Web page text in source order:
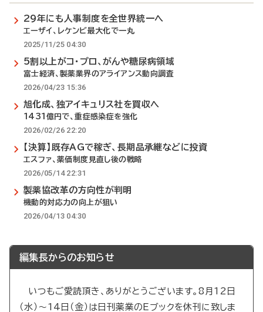
29年にも人事制度を全世界統一へ
エーザイ、レケンビ最大化で一丸
2025/11/25 04:30
5割以上がコ・プロ、がんや糖尿病領域
富士経済、製薬業界のアライアンス動向調査
2026/04/23 15:36
旭化成、独アイキュリス社を買収へ
1431億円で、重症感染症を強化
2026/02/26 22:20
【決算】既存AGで稼ぎ、長期品承継などに投資
エスファ、薬価制度見直し後の戦略
2026/05/14 22:31
製薬協改革の方向性が判明
機動的対応力の向上が狙い
2026/04/13 04:30
編集長からのお知らせ
いつもご愛読頂き、ありがとうございます。8月12日
（水）～14日（金）は日刊薬業のEブックを休刊に致しま